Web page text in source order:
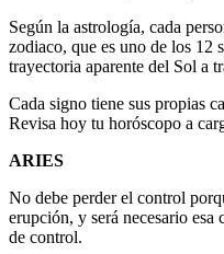
Según la astrología, cada
zodiaco, que es uno de los 12
trayectoria aparente del Sol a
Cada signo tiene sus propias
Revisa hoy tu horóscopo a
ARIES
No debe perder el control
erupción, y será necesario esa
de control.